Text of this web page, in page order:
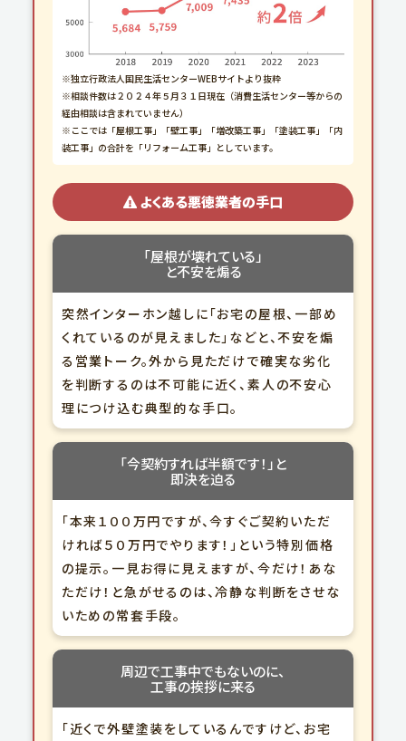
※独立行政法人国民生活センターWEBサイトより抜粋
※相談件数は２０２４年５月３１日現在（消費生活センター等からの
経由相談は含まれていません）
※ここでは「屋根工事」「壁工事」「増改築工事」「塗装工事」「内
装工事」の合計を「リフォーム工事」としています。
よくある悪徳業者の手口
「屋根が壊れている」
と不安を煽る
突然インターホン越しに「お宅の屋根、一部め
くれているのが見えました」などと、不安を煽
る営業トーク。外から見ただけで確実な劣化
を判断するのは不可能に近く、素人の不安心
理につけ込む典型的な手口。
「今契約すれば半額です！」 と
即決を迫る
「本来１００万円ですが、今すぐご契約いただ
ければ５０万円でやります！」という特別価格
の提示。一見お得に見えますが、今だけ！あな
ただけ！と急がせるのは、冷静な判断をさせな
いための常套手段。
周辺で工事中でもないのに、
工事の挨拶に来る
「近くで外壁塗装をしているんですけど、お宅